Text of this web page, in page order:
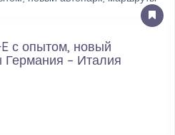
с опытом, новый
Германия – Италия